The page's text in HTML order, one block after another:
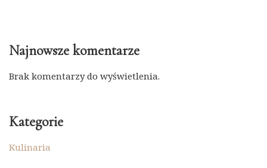
Najnowsze komentarze
Brak komentarzy do wyświetlenia.
Kategorie
Kulinaria